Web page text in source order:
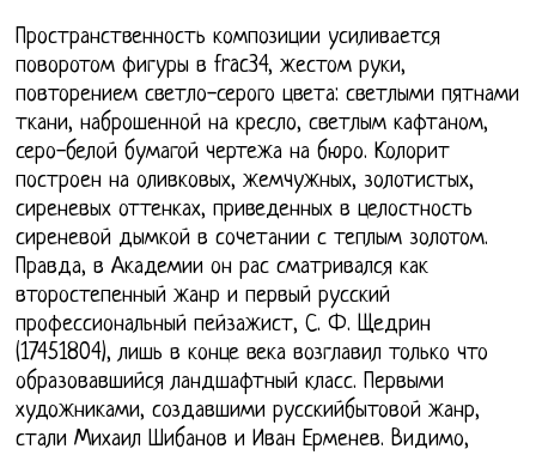
Пространственность композиции усиливается
поворотом фигуры в frac34, жестом руки,
повторением светло-серого цвета: светлыми пятнами
ткани, наброшенной на кресло, светлым кафтаном,
серо-белой бумагой чертежа на бюро. Колорит
построен на оливковых, жемчужных, золотистых,
сиреневых оттенках, приведенных в целостность
сиреневой дымкой в сочетании с теплым золотом.
Правда, в Академии он рас сматривался как
второстепенный жанр и первый русский
профессиональный пейзажист, С. Ф. Щедрин
(17451804), лишь в конце века возглавил только что
образовавшийся ландшафтный класс. Первыми
художниками, создавшими русскийбытовой жанр,
стали Михаил Шибанов и Иван Ерменев. Видимо,